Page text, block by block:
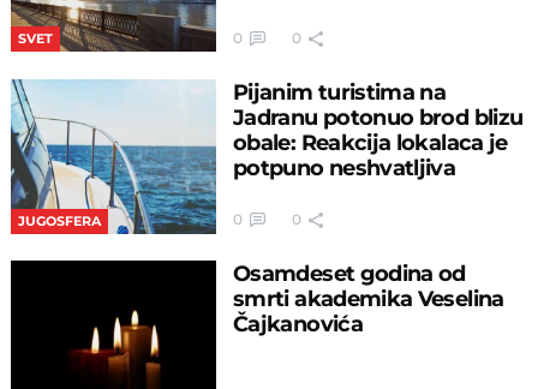
SVET 0 0
JUGOSFERA
Pijanim turistima na
Jadranu potonuo brod blizu
obale: Reakcija lokalaca je
potpuno neshvatljiva
0 0
Osamdeset godina od
smrti akademika Veselina
Čajkanovića